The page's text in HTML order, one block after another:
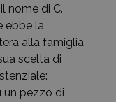
nome di C.
ebbe la
alla famiglia
scelta di
un pezzo di